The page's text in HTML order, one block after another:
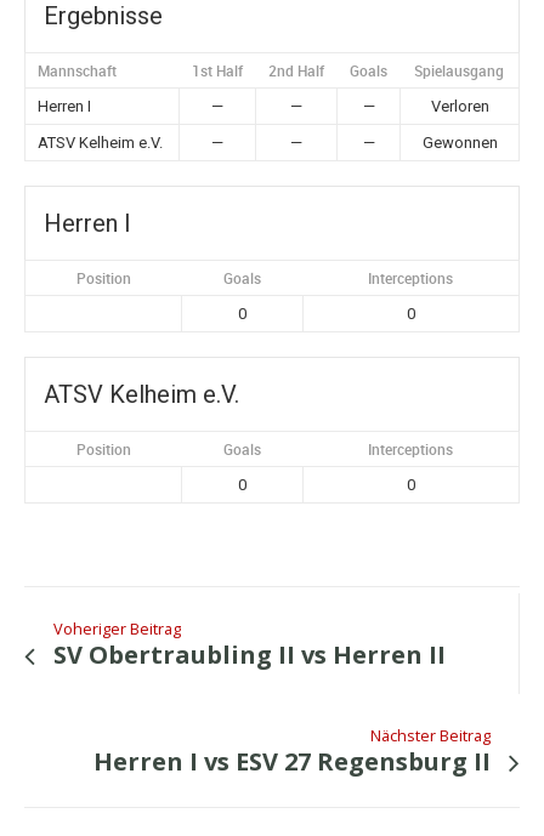
Ergebnisse
Mannschaft 1st Half 2nd Half Goals Spielausgang
Herren I — — —
Verloren
ATSV Kelheim e.V.
— — — Gewonnen
Herren I
Position Goals Interceptions
0 0
ATSV Kelheim e.V.
Position Goals Interceptions
0 0
Voheriger Beitrag
SV Obertraubling II vs Herren II
Nächster Beitrag
Herren I vs ESV 27 Regensburg II